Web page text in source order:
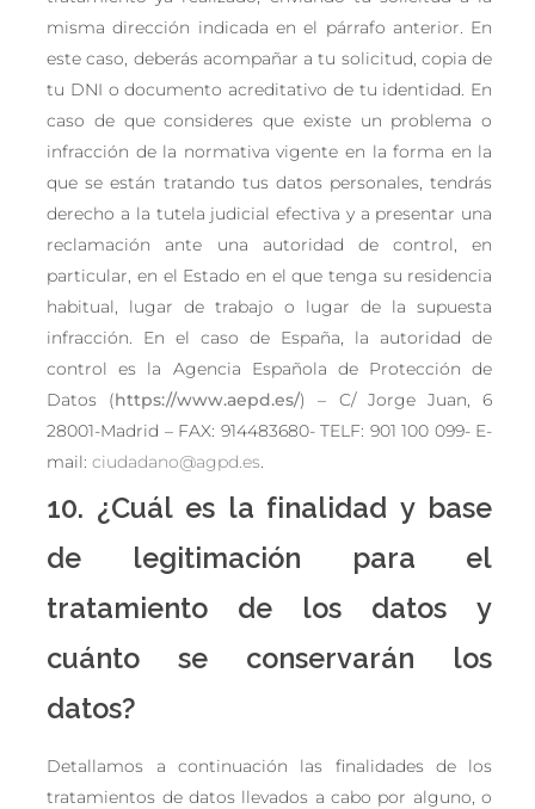
misma dirección indicada en el párrafo anterior. En
este caso, deberás acompañar a tu solicitud, copia de
tu DNI o documento acreditativo de tu identidad. En
caso de que consideres que existe un problema o
infracción de la normativa vigente en la forma en la
que se están tratando tus datos personales, tendrás
derecho a la tutela judicial efectiva y a presentar una
reclamación ante una autoridad de control, en
particular, en el Estado en el que tenga su residencia
habitual, lugar de trabajo o lugar de la supuesta
infracción. En el caso de España, la autoridad de
control es la Agencia Española de Protección de
Datos (https://www.aepd.es/) – C/ Jorge Juan, 6
28001-Madrid – FAX: 914483680- TELF: 901 100 099- E-
mail:ciudadano@agpd.es.
10. ¿Cuál es la finalidad y base
de legitimación para el
tratamiento de los datos y
cuánto se conservarán los
datos?
Detallamos a continuación las finalidades de los
tratamientos de datos llevados a cabo por alguno, o